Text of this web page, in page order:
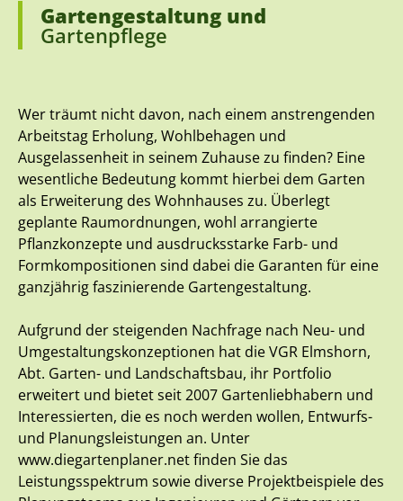
Gartengestaltung und
Gartenpflege
Wer träumt nicht davon, nach einem anstrengenden
Arbeitstag Erholung, Wohlbehagen und
Ausgelassenheit in seinem Zuhause zu finden? Eine
wesentliche Bedeutung kommt hierbei dem Garten
als Erweiterung des Wohnhauses zu. Überlegt
geplante Raumordnungen, wohl arrangierte
Pflanzkonzepte und ausdrucksstarke Farb- und
Formkompositionen sind dabei die Garanten für eine
ganzjährig faszinierende Gartengestaltung.
Aufgrund der steigenden Nachfrage nach Neu- und
Umgestaltungskonzeptionen hat die VGR Elmshorn,
Abt. Garten- und Landschaftsbau, ihr Portfolio
erweitert und bietet seit 2007 Gartenliebhabern und
Interessierten, die es noch werden wollen, Entwurfs-
und Planungsleistungen an. Unter
www.diegartenplaner.net finden Sie das
Leistungsspektrum sowie diverse Projektbeispiele des